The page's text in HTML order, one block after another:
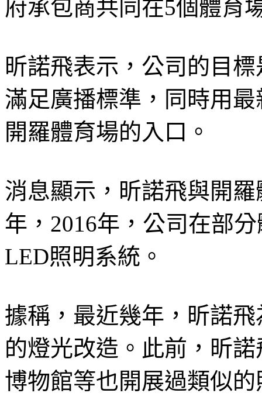
府承包商共同在5個體育
昕諾飛表示，公司的目
滿足廣播標準，同時用
開羅體育場的入口。
消息顯示，昕諾飛與開
年，2016年，公司在部
LED照明系統。
據稱，最近幾年，昕諾
的燈光改造。此前，昕
博物館等也開展過類似